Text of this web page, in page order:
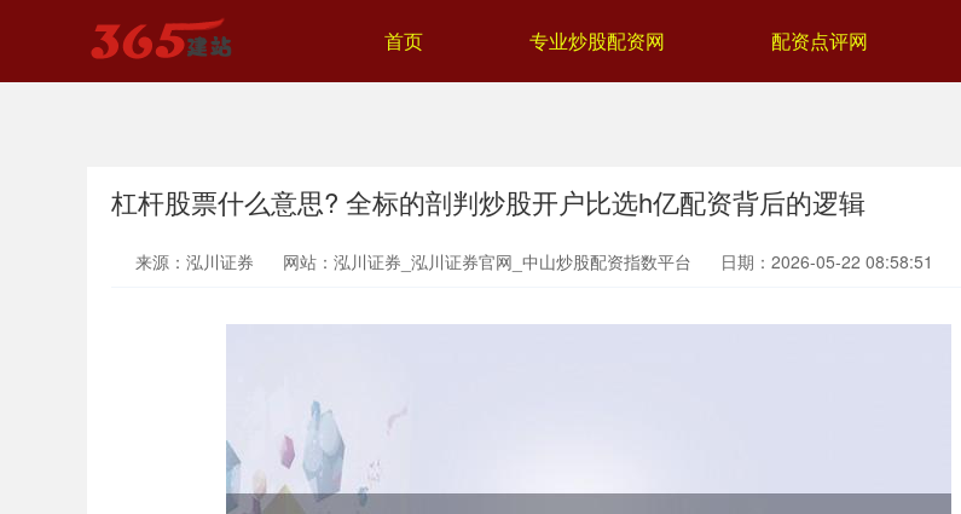
首页 专业炒股配资网 配资点评网
杠杆股票什么意思? 全标的剖判炒股开户比选h亿配资背后的逻辑
来源：泓川证券 网站：泓川证券_泓川证券官网_中山炒股配资指数平台 日期：2026-05-22 08:58:51